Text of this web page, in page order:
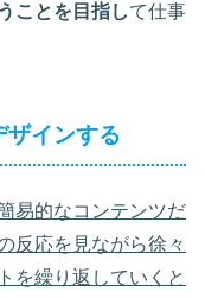
ことを目指して仕事
ザインする
易的なコンテンツだ
反応を見ながら徐々
を繰り返していくと